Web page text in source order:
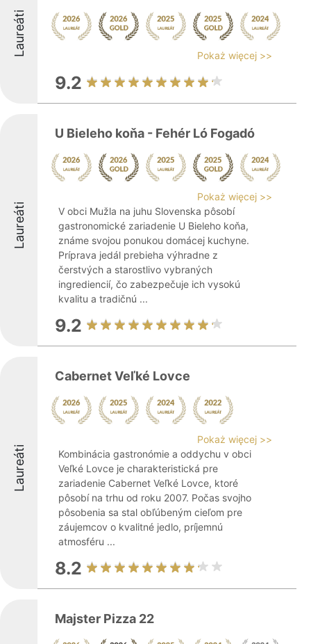
Laureáti Pokaż więcej >>
9.2
Laureáti
U Bieleho koňa - Fehér Ló Fogadó
Pokaż więcej >>
V obci Mužla na juhu Slovenska pôsobí
gastronomické zariadenie U Bieleho koňa,
známe svojou ponukou domácej kuchyne.
Príprava jedál prebieha výhradne z
čerstvých a starostlivo vybraných
ingrediencií, čo zabezpečuje ich vysokú
kvalitu a tradičnú ...
9.2
Laureáti
Cabernet Veľké Lovce
Pokaż więcej >>
Kombinácia gastronómie a oddychu v obci
Veľké Lovce je charakteristická pre
zariadenie Cabernet Veľké Lovce, ktoré
pôsobí na trhu od roku 2007. Počas svojho
pôsobenia sa stal obľúbeným cieľom pre
záujemcov o kvalitné jedlo, príjemnú
atmosféru ...
8.2
Majster Pizza 22